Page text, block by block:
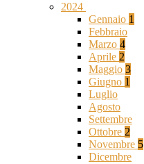
2024
Gennaio 1
Febbraio
Marzo 4
Aprile 2
Maggio 3
Giugno 1
Luglio
Agosto
Settembre
Ottobre 2
Novembre 5
Dicembre